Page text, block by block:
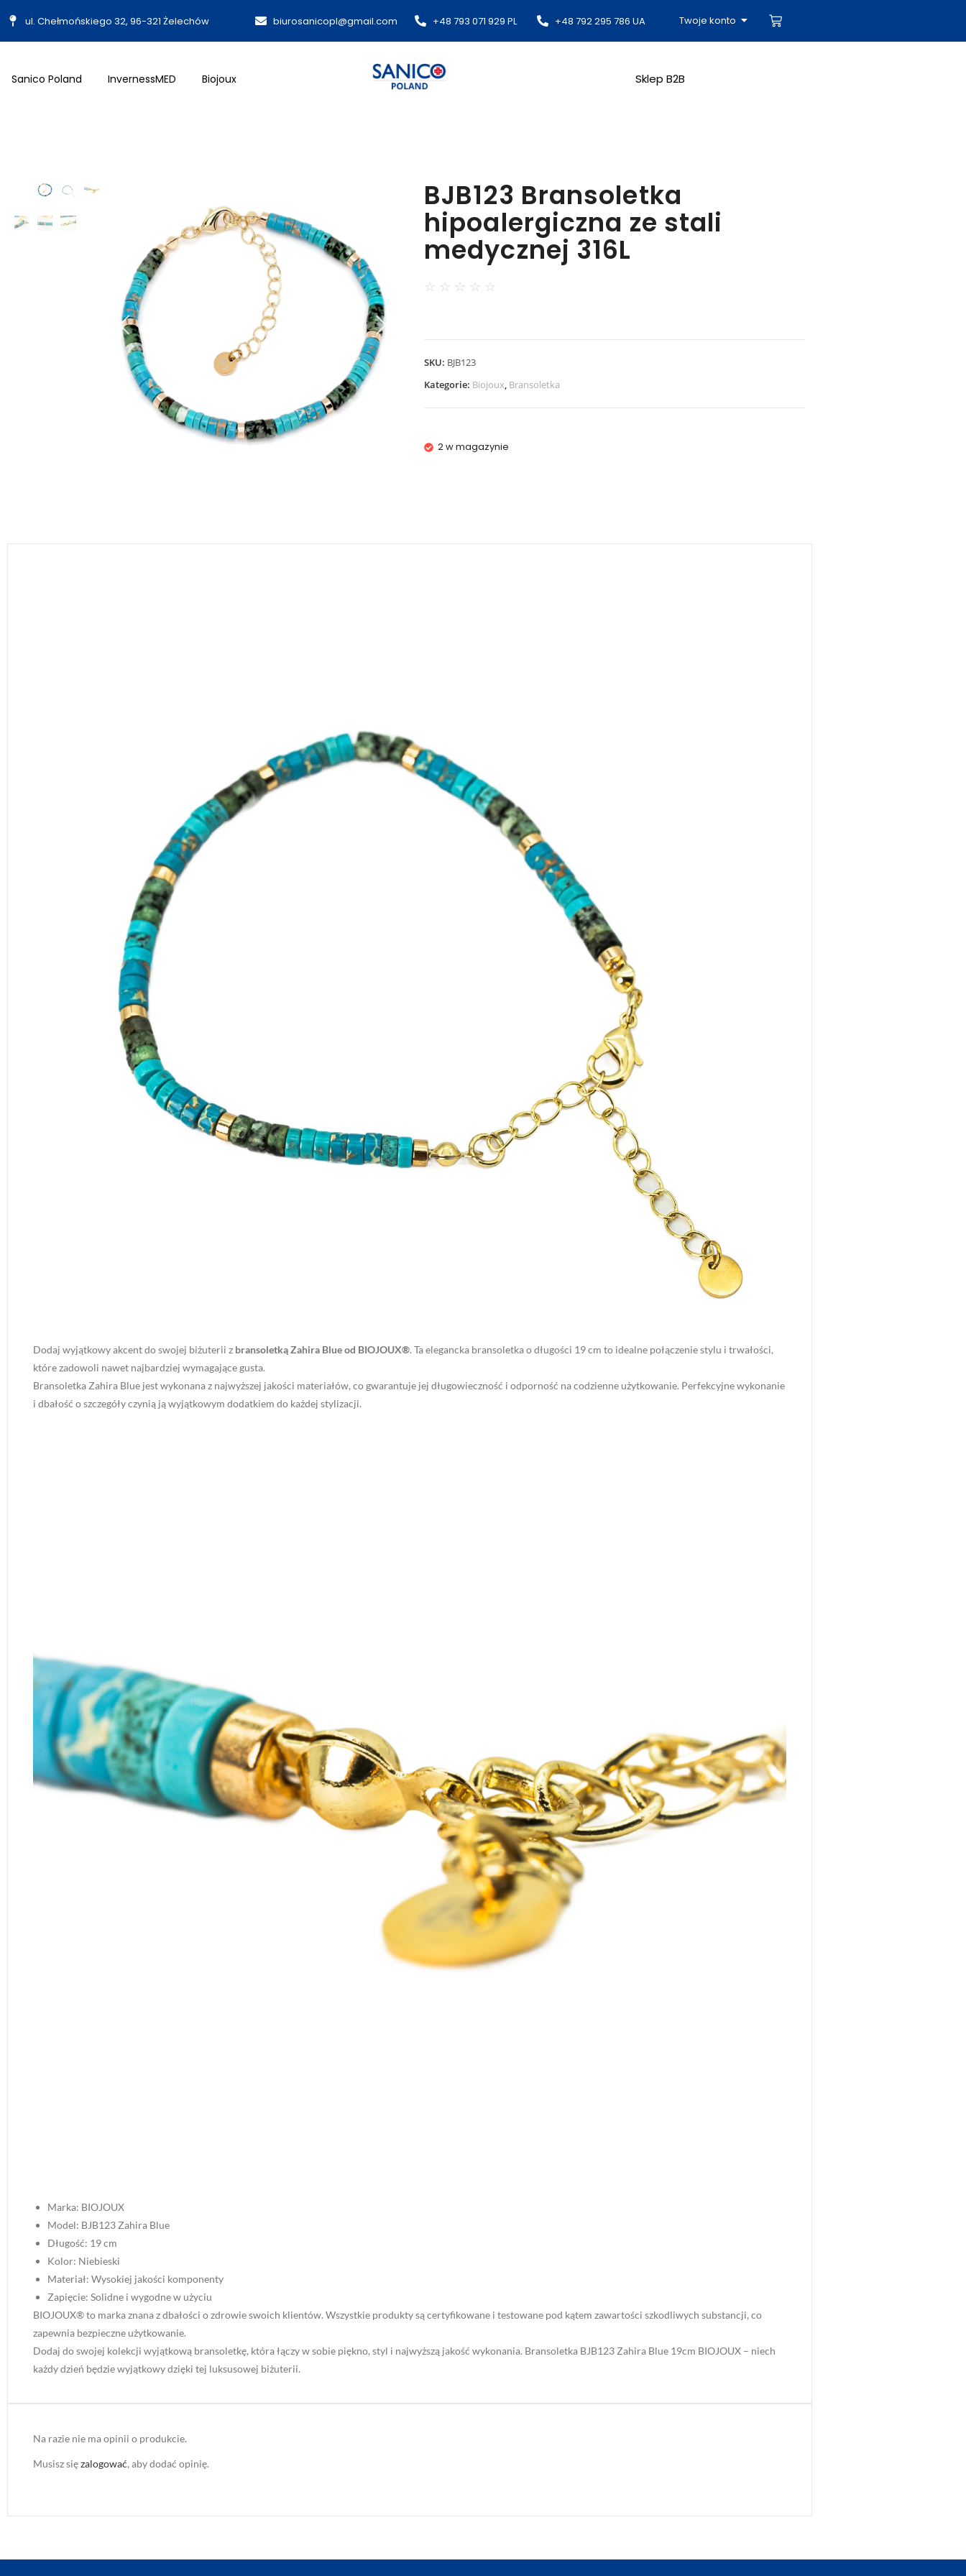
ul. Chełmońskiego 32, 96-321 Żelechów biurosanicopl@gmail.com​ +48 793 071 929 PL +48 792 295 786 UA Twoje konto
Sanico Poland InvernessMED Biojoux Sklep B2B
BJB123 Bransoletka
hipoalergiczna ze stali
medycznej 316L
☆ ☆ ☆ ☆ ☆
SKU: BJB123
Kategorie: Biojoux, Bransoletka
2 w magazynie
Dodaj wyjątkowy akcent do swojej biżuterii z bransoletką Zahira Blue od BIOJOUX®. Ta elegancka bransoletka o długości 19 cm to idealne połączenie stylu i trwałości,
które zadowoli nawet najbardziej wymagające gusta.
Bransoletka Zahira Blue jest wykonana z najwyższej jakości materiałów, co gwarantuje jej długowieczność i odporność na codzienne użytkowanie. Perfekcyjne wykonanie
i dbałość o szczegóły czynią ją wyjątkowym dodatkiem do każdej stylizacji.
Marka: BIOJOUX
Model: BJB123 Zahira Blue
Długość: 19 cm
Kolor: Niebieski
Materiał: Wysokiej jakości komponenty
Zapięcie: Solidne i wygodne w użyciu
BIOJOUX® to marka znana z dbałości o zdrowie swoich klientów. Wszystkie produkty są certyfikowane i testowane pod kątem zawartości szkodliwych substancji, co
zapewnia bezpieczne użytkowanie.
Dodaj do swojej kolekcji wyjątkową bransoletkę, która łączy w sobie piękno, styl i najwyższą jakość wykonania. Bransoletka BJB123 Zahira Blue 19cm BIOJOUX – niech
każdy dzień będzie wyjątkowy dzięki tej luksusowej biżuterii.
Na razie nie ma opinii o produkcie.
Musisz sięzalogować, aby dodać opinię.